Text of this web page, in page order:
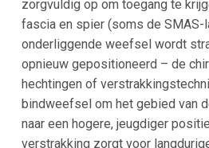
zorgvuldig op om toegang te
fascia en spier (soms de SMAS-
onderliggende weefsel wordt
opnieuw gepositioneerd – de
hechtingen of
bindweefsel om het gebied van
naar een hogere, jeugdiger
verstrakking zorgt voor